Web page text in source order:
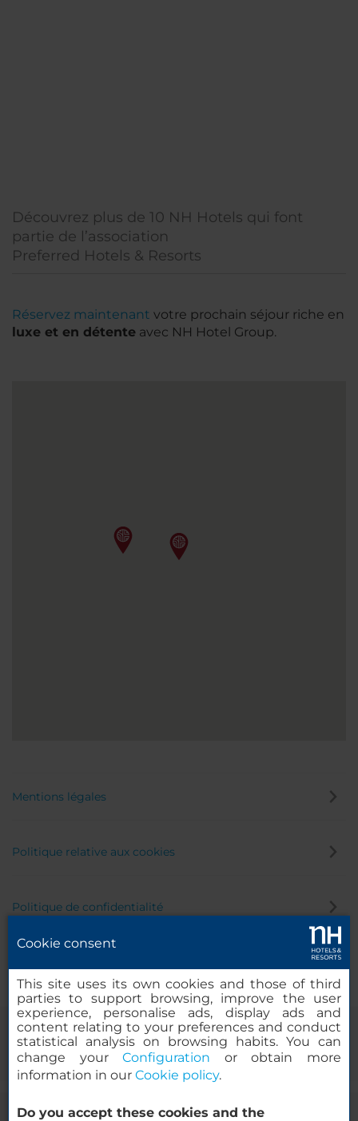
Découvrez plus de 10 NH Hotels qui font
partie de l’association
Preferred Hotels & Resorts
Réservez maintenant votre prochain séjour riche en
luxe et en détente avec NH Hotel Group.
Mentions légales
Politique relative aux cookies
Politique de confidentialité
Cookie consent
This site uses its own cookies and those of third
parties to support browsing, improve the user
experience, personalise ads, display ads and
content relating to your preferences and conduct
statistical analysis on browsing habits. You can
change yourConfiguration or obtain more
information in our Cookie policy.
Do you accept these cookies and the